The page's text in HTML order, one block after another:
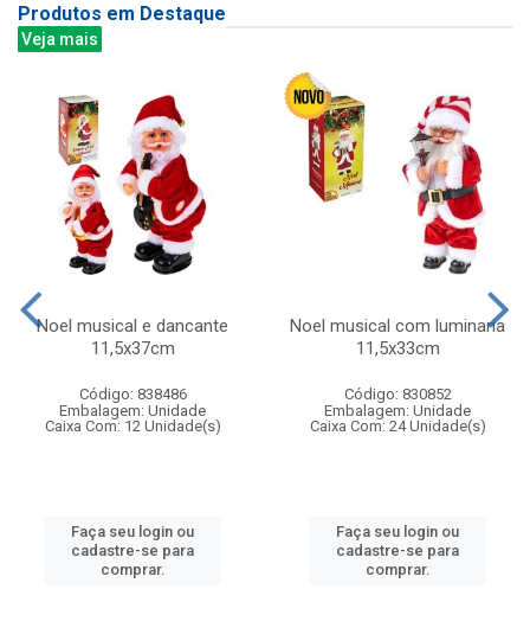
Produtos em Destaque
Veja mais
Noel musical e dancante
11,5x37cm
Código: 838486
Embalagem: Unidade
Caixa Com: 12 Unidade(s)
Faça seu login ou
cadastre-se para
comprar.
Noel musical com luminaria
11,5x33cm
Código: 830852
Embalagem: Unidade
Caixa Com: 24 Unidade(s)
Faça seu login ou
cadastre-se para
comprar.